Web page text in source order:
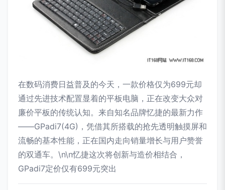
在数码消费日益普及的今天，一款价格仅为699元却
通过先进技术配置显着的平板电脑，正在改变大众对
廉价平板的传统认知。来自知名品牌忆捷的最新力作
——GPadi7(4G)，凭借其所搭载的抢先透明触摸屏和
流畅的基本性能，正在国内走向销量增长与用户赞誉
的双通车。\n\n忆捷这次将创新与造价相结合，
GPadi7定价仅有699元突出